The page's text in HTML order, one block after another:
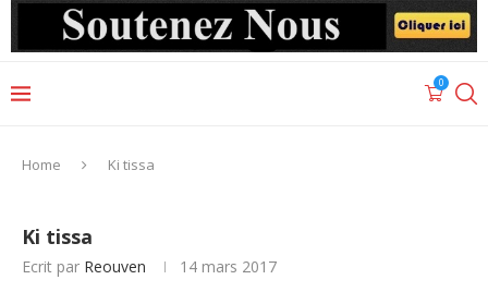
0
Home Ki tissa
Ki tissa
Ecrit par Reouven 14 mars 2017